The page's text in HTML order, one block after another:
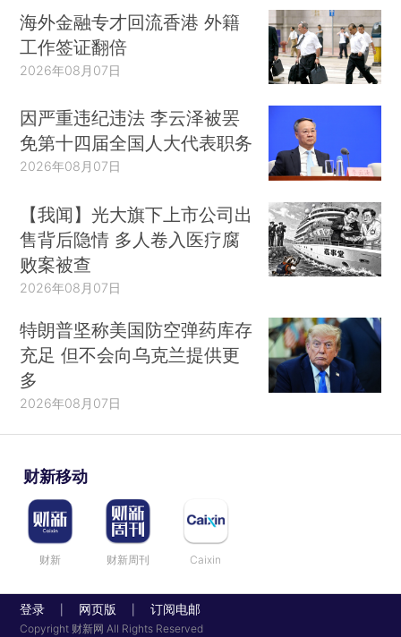
海外金融专才回流香港 外籍
工作签证翻倍
2026年08月07日
因严重违纪违法 李云泽被罢
免第十四届全国人大代表职务
2026年08月07日
【我闻】光大旗下上市公司出
售背后隐情 多人卷入医疗腐
败案被查
2026年08月07日
特朗普坚称美国防空弹药库存
充足 但不会向乌克兰提供更
多
2026年08月07日
财新移动
财新 财新周刊 Caixin
登录 网页版 订阅电邮
Copyright 财新网 All Rights Reserved